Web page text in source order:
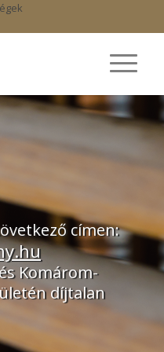
címen:
Komárom-
díjtalan